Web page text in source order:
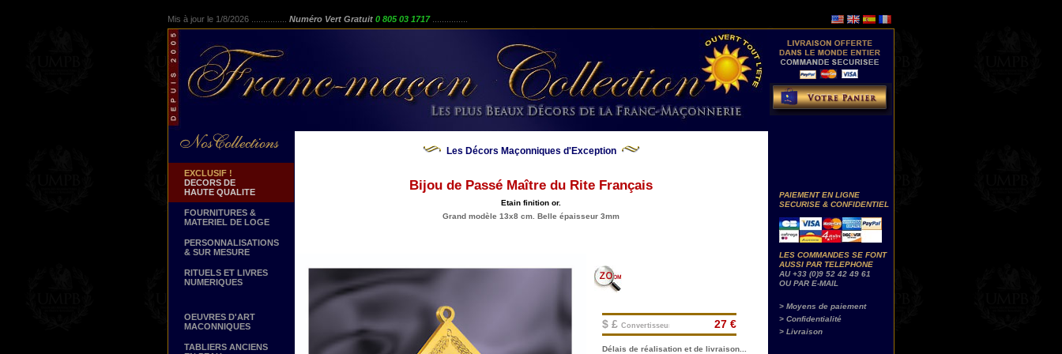
Mis à jour le 1/8/2026 ............... Numéro Vert Gratuit 0 805 03 1717
EXCLUSIF !
DECORS DE
HAUTE QUALITE
FOURNITURES &
MATERIEL DE LOGE
PERSONNALISATIONS
& SUR MESURE
RITUELS ET LIVRES
NUMERIQUES
OEUVRES D'ART
MACONNIQUES
TABLIERS ANCIENS
Les Décors Maçonniques d'Exception
Bijou de Passé Maître du Rite Français
Etain finition or.
Grand modèle 13x8 cm. Belle épaisseur 3mm
$ £ Convertisseur.
Délais de réalisation et de livraison...
27 €
PAIEMENT EN LIGNE
SECURISE & CONFIDENTIEL
LES COMMANDES SE FONT
AUSSI PAR TELEPHONE
AU +33 (0)9 52 42 49 61
OU PAR E-MAIL
> Moyens de paiement
> Confidentialité
> Livraison